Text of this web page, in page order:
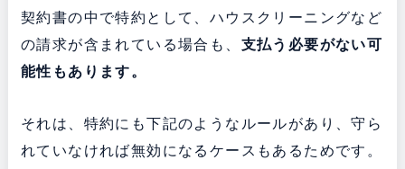
契約書の中で特約として、ハウスクリーニングなど
の請求が含まれている場合も、 支払う必要がない可
能性もあります。
それは、特約にも下記のようなルールがあり、守ら
れていなければ無効になるケースもあるためです。